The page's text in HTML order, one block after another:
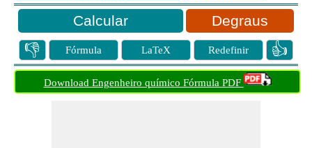
Degraus
👎 Fórmula LaTeX Redefinir 👍
Download Engenheiro químico Fórmula PDF